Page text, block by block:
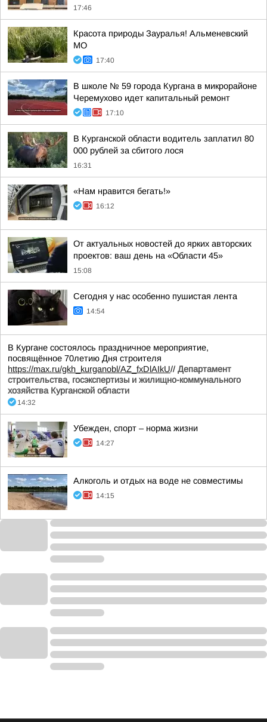
17:46
Красота природы Зауралья! Альменевский
МО
17:40
В школе № 59 города Кургана в микрорайоне
Черемухово идет капитальный ремонт
17:10
В Курганской области водитель заплатил 80
000 рублей за сбитого лося
16:31
«Нам нравится бегать!»
16:12
От актуальных новостей до ярких авторских
проектов: ваш день на «Области 45»
15:08
Сегодня у нас особенно пушистая лента
14:54
В Кургане состоялось праздничное мероприятие,
посвящённое 70летию Дня строителя
https://max.ru/gkh_kurganobl/AZ_fxDlAIkU// Департамент
строительства, госэкспертизы и жилищно-коммунального
хозяйства Курганской области
14:32
Убежден, спорт – норма жизни
14:27
Алкоголь и отдых на воде не совместимы
14:15